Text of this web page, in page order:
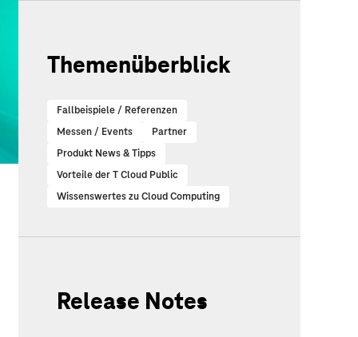
Themenüberblick
Fallbeispiele / Referenzen
Messen / Events
Partner
Produkt News & Tipps
Vorteile der T Cloud Public
Wissenswertes zu Cloud Computing
Release Notes